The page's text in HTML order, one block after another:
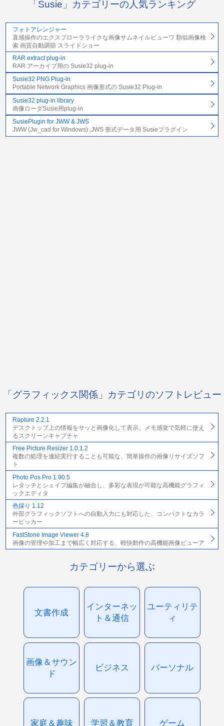
「Susie」カテゴリーの人気ランキング
フォトアレンジャー
直感操作のエクスプローラライクな画像サムネイルビューワ 類似画像検
索 画質自動調節 スライドショー
RAR extract plug-in
RAR アーカイブ用の Susie32 plug-in
Susie32 PNG Plug-in
Portable Network Graphics 画像形式の Susie32 Plug-in
Susie32 plug-in library
画像ローダSusie用plug-in
SusiePlugin for JWW & JWS
JWW (Jw_cad for Windows) ,JWS 形式データ用 Susieプラグイン
「グラフィックス関係」カテゴリのソフトレビュー
Rapture 2.2.1
デスクトップ上の情報をサッと画像化して表示。メモ感覚で気軽に使え
るスクリーンキャプチャ
Free Picture Resizer 1.0.1.2
複数の処理を連続実行することも可能な、簡単操作の画像リサイズソフ
ト
Photo Pos Pro 1.90.5
レタッチとシェイプ編集が融合し、多彩な表現が可能な高機能グラフィ
ックエディタ
色採り 1.12
外部グラフィックソフトへの自動入力にも対応した、コンパクトなカラ
ーピッカー
FastStone Image Viewer 4.8
画像の管理や加工まで幅広く対応する、軽快動作の高機能画像ビューア
カテゴリーから選ぶ
文書作成
インターネッ
ト＆通信
ユーティリテ
ィ
画像＆サウン
ド
ビジネス パーソナル
家庭＆趣味 学習＆教育 ゲーム